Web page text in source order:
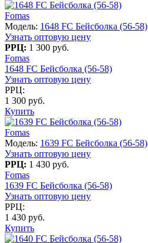
Fomas
Модель: 1648 FC Бейсболка (56-58)
Узнать оптовую цену
РРЦ: 1 300 руб.
Fomas
1648 FC Бейсболка (56-58)
Узнать оптовую цену
РРЦ:
1 300 руб.
Купить
Fomas
Модель: 1639 FC Бейсболка (56-58)
Узнать оптовую цену
РРЦ: 1 430 руб.
Fomas
1639 FC Бейсболка (56-58)
Узнать оптовую цену
РРЦ:
1 430 руб.
Купить